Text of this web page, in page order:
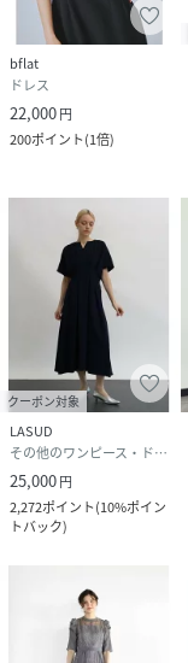
bflat
ドレス
22,000円
200ポイント(1倍)
クーポン対象
LASUD
その他のワンピース・ドレス
25,000円
2,272ポイント(10%ポイン
トバック)